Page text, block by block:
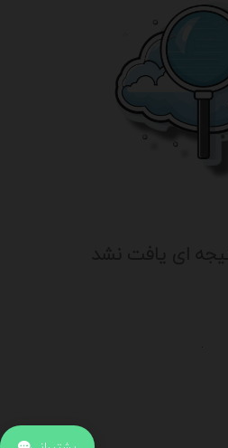
بر روی آیکن کنار صفحه سایت
.